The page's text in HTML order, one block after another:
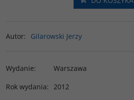
Autor: Gilarowski Jerzy
Wydanie:
Warszawa
Rok wydania: 2012